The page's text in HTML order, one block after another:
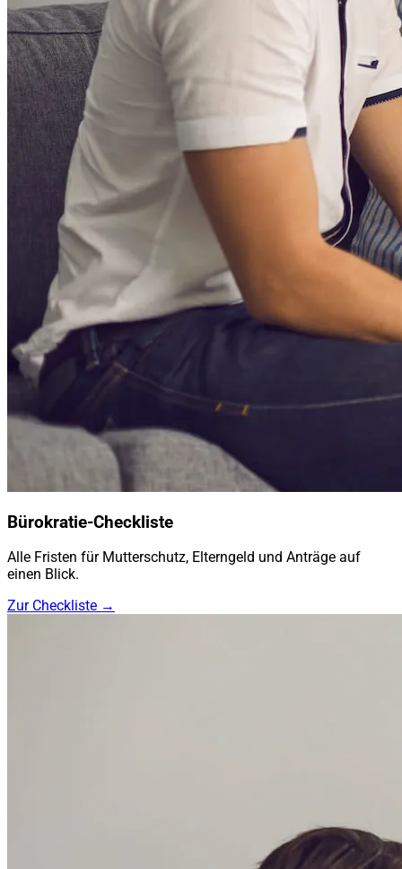
Bürokratie-Checkliste
Alle Fristen für Mutterschutz, Elterngeld und Anträge auf
einen Blick.
Zur Checkliste →